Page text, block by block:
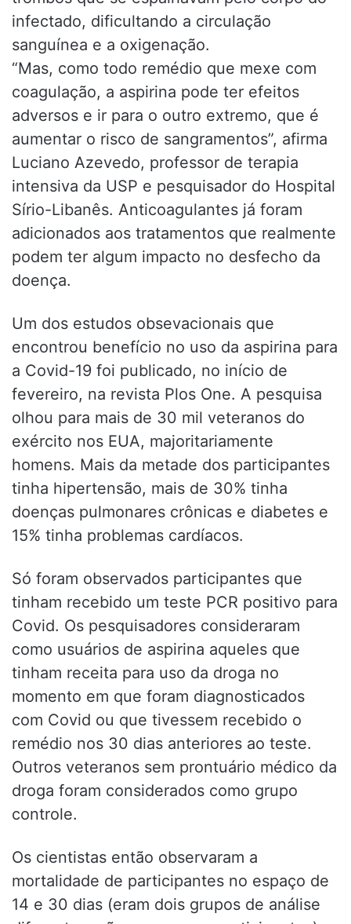
infectado, dificultando a circulação
sanguínea e a oxigenação.
“Mas, como todo remédio que mexe com
coagulação, a aspirina pode ter efeitos
adversos e ir para o outro extremo, que é
aumentar o risco de sangramentos”, afirma
Luciano Azevedo, professor de terapia
intensiva da USP e pesquisador do Hospital
Sírio-Libanês. Anticoagulantes já foram
adicionados aos tratamentos que realmente
podem ter algum impacto no desfecho da
doença.
Um dos estudos obsevacionais que
encontrou benefício no uso da aspirina para
a Covid-19 foi publicado, no início de
fevereiro, na revista Plos One. A pesquisa
olhou para mais de 30 mil veteranos do
exército nos EUA, majoritariamente
homens. Mais da metade dos participantes
tinha hipertensão, mais de 30% tinha
doenças pulmonares crônicas e diabetes e
15% tinha problemas cardíacos.
Só foram observados participantes que
tinham recebido um teste PCR positivo para
Covid. Os pesquisadores consideraram
como usuários de aspirina aqueles que
tinham receita para uso da droga no
momento em que foram diagnosticados
com Covid ou que tivessem recebido o
remédio nos 30 dias anteriores ao teste.
Outros veteranos sem prontuário médico da
droga foram considerados como grupo
controle.
Os cientistas então observaram a
mortalidade de participantes no espaço de
14 e 30 dias (eram dois grupos de análise